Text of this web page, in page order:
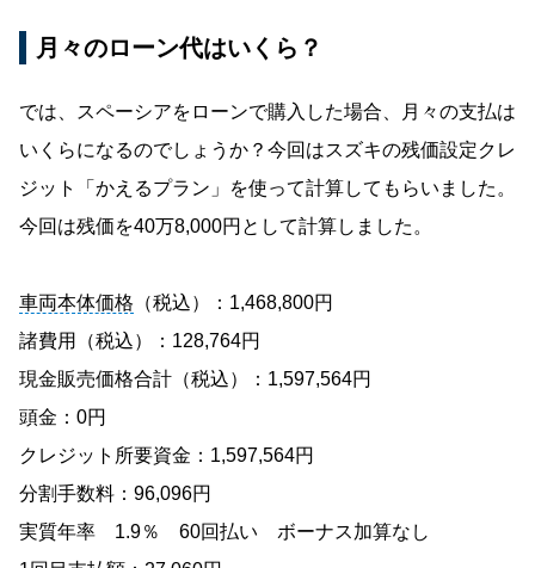
月々のローン代はいくら？
では、スペーシアをローンで購入した場合、月々の支払は
いくらになるのでしょうか？今回はスズキの残価設定クレ
ジット「かえるプラン」を使って計算してもらいました。
今回は残価を40万8,000円として計算しました。
車両本体価格 （税込）：1,468,800円
諸費用（税込）：128,764円
現金販売価格合計（税込）：1,597,564円
頭金：0円
クレジット所要資金：1,597,564円
分割手数料：96,096円
実質年率 1.9％ 60回払い ボーナス加算なし